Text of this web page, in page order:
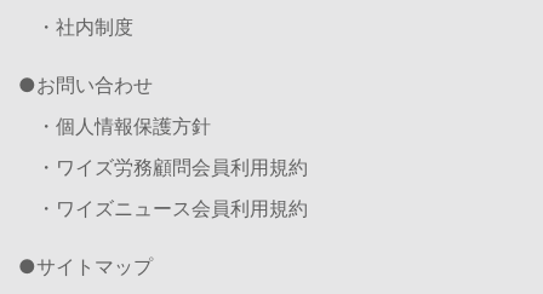
・社内制度
お問い合わせ
・個人情報保護方針
・ワイズ労務顧問会員利用規約
・ワイズニュース会員利用規約
サイトマップ